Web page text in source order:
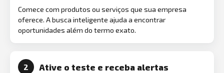
Comece com produtos ou serviços que sua empresa
oferece. A busca inteligente ajuda a encontrar
oportunidades além do termo exato.
2 Ative o teste e receba alertas